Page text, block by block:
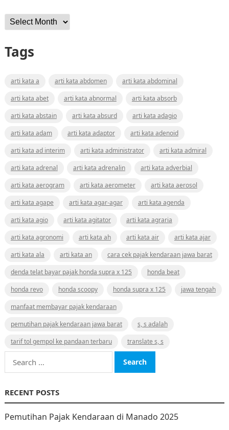
Archives
Tags
arti kata a arti kata abdomen
arti kata abdominal
arti kata abet
arti kata abnormal
arti kata absorb
arti kata abstain
arti kata absurd
arti kata adagio
arti kata adam
arti kata adaptor
arti kata adenoid
arti kata ad interim
arti kata administrator
arti kata admiral
arti kata adrenal
arti kata adrenalin
arti kata adverbial
arti kata aerogram
arti kata aerometer
arti kata aerosol
arti kata agape
arti kata agar-agar
arti kata agenda
arti kata agio
arti kata agitator
arti kata agraria
arti kata agronomi
arti kata ah arti kata air
arti kata ajar
arti kata ala
arti kata an
cara cek pajak kendaraan jawa barat
denda telat bayar pajak honda supra x 125
honda beat
honda revo
honda scoopy honda supra x 125
jawa tengah
manfaat membayar pajak kendaraan
pemutihan pajak kendaraan jawa barat
s, s adalah
tarif tol gempol ke pandaan terbaru
translate s, s
Search
for:
RECENT POSTS
Pemutihan Pajak Kendaraan di Manado 2025